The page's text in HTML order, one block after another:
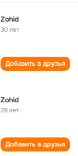
Zohid
30 лет
Добавить в друзья
Zohid
28 лет
Добавить в друзья